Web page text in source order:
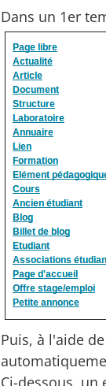
Dans un 1er
Puis, à l'aide
Ci-dessous,